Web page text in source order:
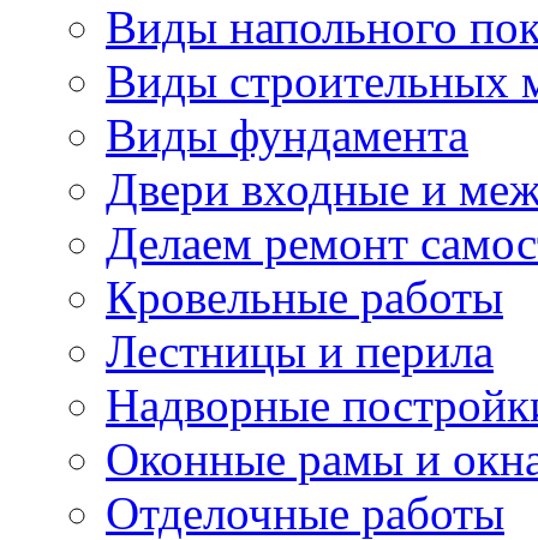
Виды напольного
Виды строительных
Виды фундамента
Двери входные и
Делаем ремонт
Кровельные работы
Лестницы и перила
Надворные
Оконные рамы и
Отделочные работы